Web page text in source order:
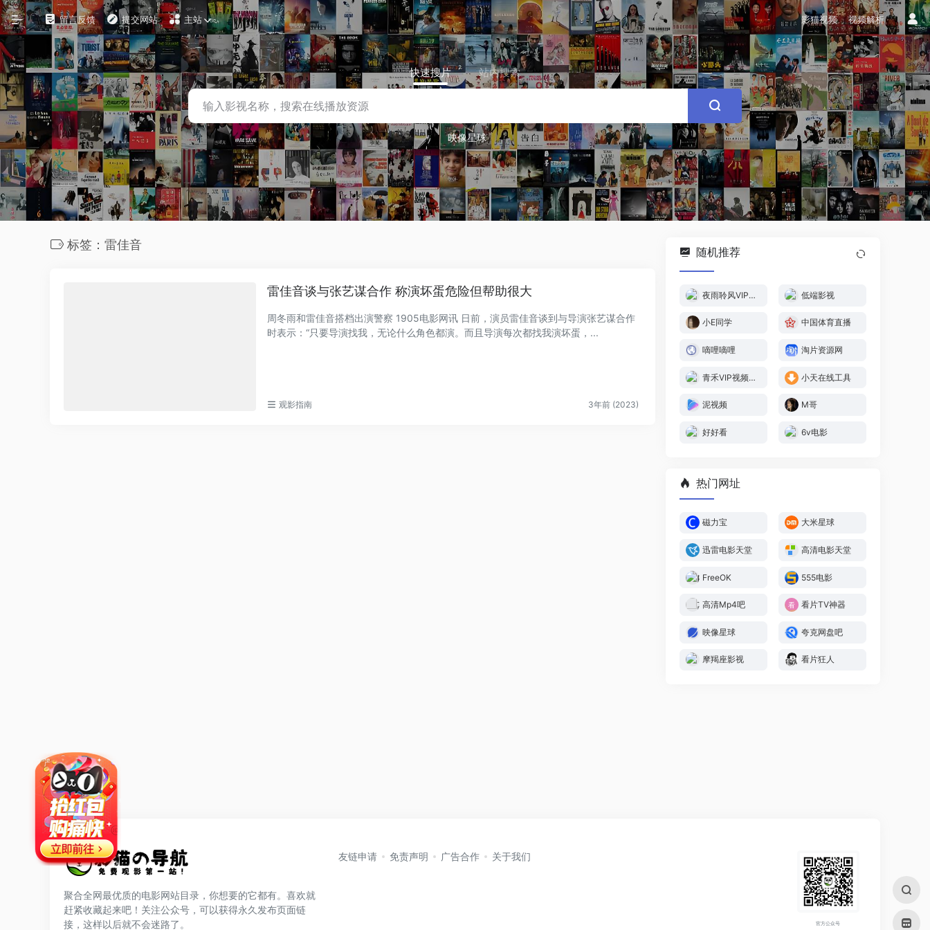
自定义
在线影视
影视下载
资源铺
电影搜索
探索发现
留言反馈 提交网站 主站 影猫视频 视频解析
快速搜片 站内搜索
映像星球
标签：雷佳音
雷佳音谈与张艺谋合作 称演坏蛋危险但帮助很大
周冬雨和雷佳音搭档出演警察 1905电影网讯 日前，演员雷佳音谈到与导演张艺谋合作
时表示：“只要导演找我，无论什么角色都演。而且导演每次都找我演坏蛋，...
观影指南 3年前 (2023)
随机推荐
夜雨聆风VIP视频解析 低端影视
小E同学 中国体育直播
嘀哩嘀哩 淘片资源网
青禾VIP视频解析 小天在线工具
泥视频 M哥
好好看 6v电影
热门网址
磁力宝 大米星球
迅雷电影天堂 高清电影天堂
FreeOK 555电影
高清Mp4吧 看片TV神器
映像星球 夸克网盘吧
摩羯座影视 看片狂人
聚合全网最优质的电影网站目录，你想要的它都有。喜欢就
赶紧收藏起来吧！关注公众号，可以获得永久发布页面链
接，这样以后就不会迷路了。
友链申请 免责声明 广告合作 关于我们
官方公众号